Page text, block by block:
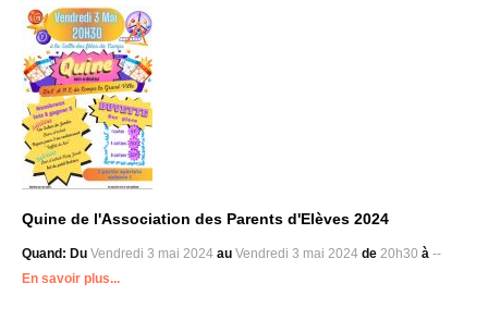
Quine de l'Association des Parents d'Elèves 2024
Quand: Du Vendredi 3 mai 2024 au Vendredi 3 mai 2024 de 20h30 à --
En savoir plus...